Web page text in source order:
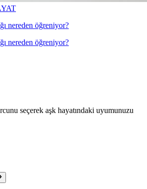
nereden öğreniyor?
nereden öğreniyor?
seçerek aşk hayatındaki uyumunuzu